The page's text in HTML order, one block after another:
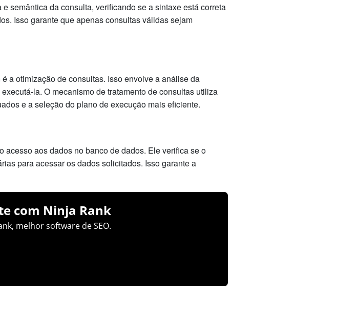
semântica da consulta, verificando se a sintaxe está correta
Isso garante que apenas consultas válidas sejam
a otimização de consultas. Isso envolve a análise da
la. O mecanismo de tratamento de consultas utiliza
e a seleção do plano de execução mais eficiente.
aos dados no banco de dados. Ele verifica se o
para acessar os dados solicitados. Isso garante a
com Ninja Rank
melhor software de SEO.